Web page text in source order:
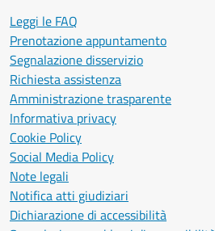
Leggi le FAQ
Prenotazione appuntamento
Segnalazione disservizio
Richiesta assistenza
Amministrazione trasparente
Informativa privacy
Cookie Policy
Social Media Policy
Note legali
Notifica atti giudiziari
Dichiarazione di accessibilità